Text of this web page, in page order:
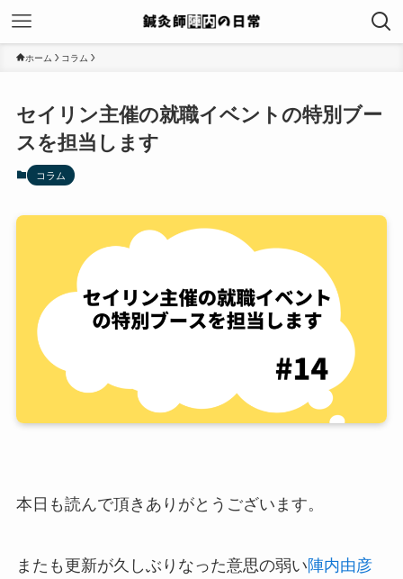
ホーム コラム
セイリン主催の就職イベントの特別ブー
スを担当します
コラム
本日も読んで頂きありがとうございます。
またも更新が久しぶりなった意思の弱い陣内由彦